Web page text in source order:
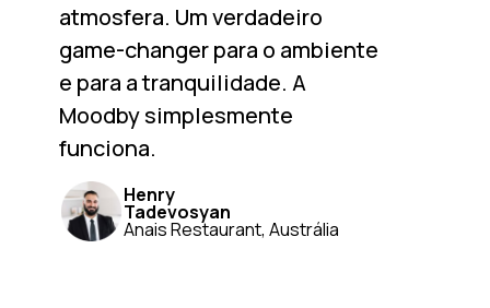
atmosfera. Um verdadeiro
game-changer para o ambiente
e para a tranquilidade. A
Moodby simplesmente
funciona.
Henry
Tadevosyan
Anais Restaurant, Austrália